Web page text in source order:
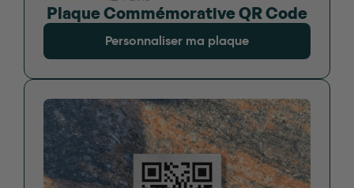
Plaque Commémorative QR Code
Personnaliser ma plaque